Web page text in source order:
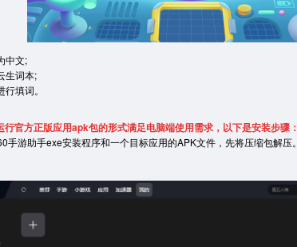
中文;
生词本;
填词。
官方正版应用apk包的形式满足电脑端使用需求，以下是安装步骤：
游助手exe安装程序和一个目标应用的APK文件，先将压缩包解压。